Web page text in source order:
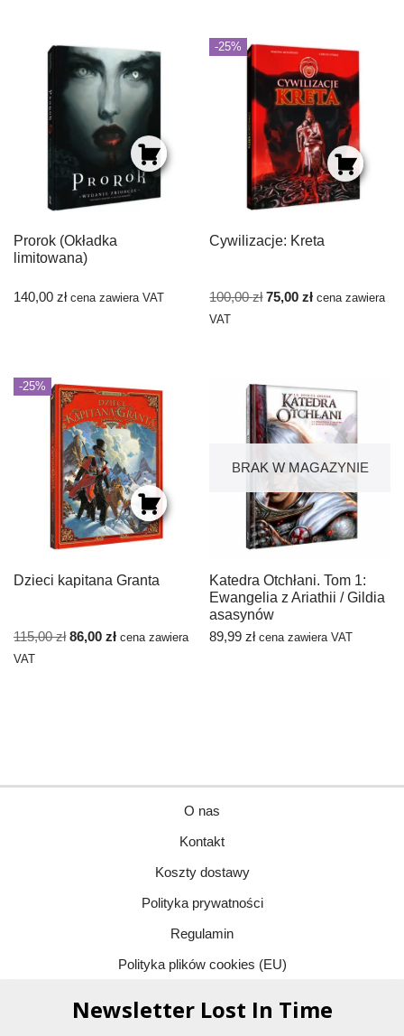
Prorok (Okładka
limitowana)
140,00 zł cena zawiera VAT
-25%
Cywilizacje: Kreta
100,00zł 75,00zł cena zawiera
VAT
-25%
Dzieci kapitana Granta
115,00zł 86,00 zł cena zawiera
VAT
BRAK W MAGAZYNIE
Katedra Otchłani. Tom 1:
Ewangelia z Ariathii / Gildia
asasynów
89,99zł cena zawiera VAT
O nas
Kontakt
Koszty dostawy
Polityka prywatności
Regulamin
Polityka plików cookies (EU)
Newsletter Lost In Time